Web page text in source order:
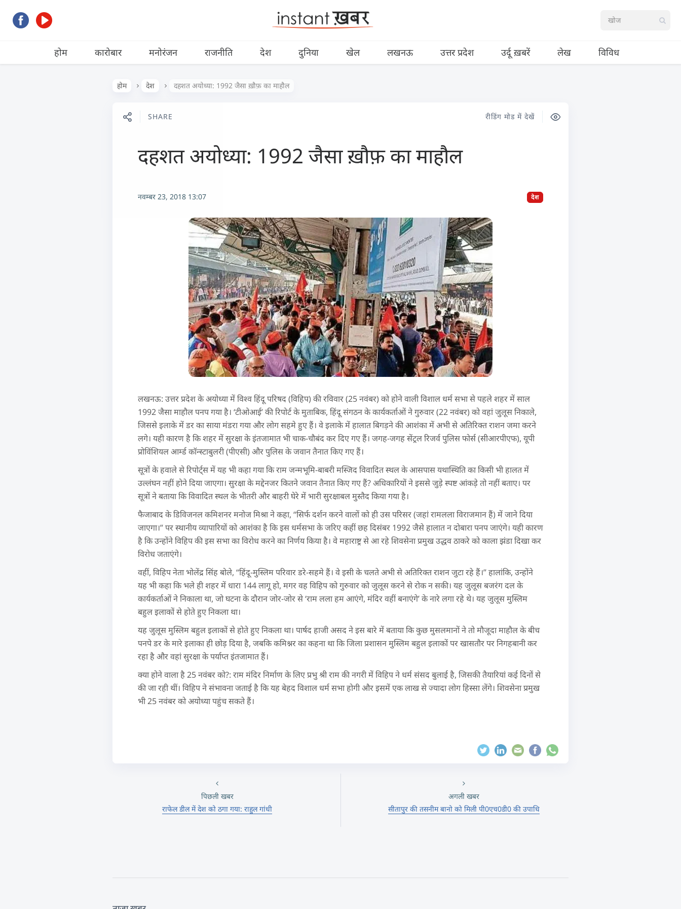
होम कारोबार मनोरंजन राजनीति देश दुनिया खेल लखनऊ उत्तर प्रदेश उर्दू ख़बरें लेख विविध
होम देश दहशत अयोध्या: 1992 जैसा ख़ौफ़ का माहौल
SHARE रीडिंग मोड में देखें
दहशत अयोध्या: 1992 जैसा ख़ौफ़ का माहौल
नवम्बर 23, 2018 13:07 देश
लखनऊ: उत्तर प्रदेश के अयोध्या में विश्व हिंदू परिषद (विहिप) की रविवार (25 नवंबर) को होने वाली विशाल धर्म सभा से पहले शहर में साल
1992 जैसा माहौल पनप गया है। ‘टीओआई’ की रिपोर्ट के मुताबिक, हिंदू संगठन के कार्यकर्ताओं ने गुरुवार (22 नवंबर) को वहां जुलूस निकाले,
जिससे इलाके में डर का साया मंडरा गया और लोग सहमे हुए हैं। वे इलाके में हालात बिगड़ने की आशंका में अभी से अतिरिक्त राशन जमा करने
लगे। यही कारण है कि शहर में सुरक्षा के इंतजामात भी चाक-चौबंद कर दिए गए हैं। जगह-जगह सेंट्रल रिजर्व पुलिस फोर्स (सीआरपीएफ), यूपी
प्रोविंशियल आर्म्ड कॉन्स्टाबुलरी (पीएसी) और पुलिस के जवान तैनात किए गए हैं।
सूत्रों के हवाले से रिपोर्ट्स में यह भी कहा गया कि राम जन्मभूमि-बाबरी मस्जिद विवादित स्थल के आसपास यथास्थिति का किसी भी हालत में
उल्लंघन नहीं होने दिया जाएगा। सुरक्षा के मद्देनजर कितने जवान तैनात किए गए हैं? अधिकारियों ने इससे जुड़े स्पष्ट आंकड़े तो नहीं बताए। पर
सूत्रों ने बताया कि विवादित स्थल के भीतरी और बाहरी घेरे में भारी सुरक्षाबल मुस्तैद किया गया है।
फैजाबाद के डिविजनल कमिशनर मनोज मिश्रा ने कहा, “सिर्फ दर्शन करने वालों को ही उस परिसर (जहां रामलला विराजमान हैं) में जाने दिया
जाएगा।” पर स्थानीय व्यापारियों को आशंका है कि इस धर्मसभा के जरिए कहीं छह दिसंबर 1992 जैसे हालात न दोबारा पनप जाएंगे। यही कारण
है कि उन्होंने विहिप की इस सभा का विरोध करने का निर्णय किया है। वे महाराष्ट्र से आ रहे शिवसेना प्रमुख उद्धव ठाकरे को काला झंडा दिखा कर
विरोध जताएंगे।
वहीं, विहिप नेता भोलेंद्र सिंह बोले, “हिंदू-मुस्लिम परिवार डरे-सहमे हैं। वे इसी के चलते अभी से अतिरिक्त राशन जुटा रहे हैं।” हालांकि, उन्होंने
यह भी कहा कि भले ही शहर में धारा 144 लागू हो, मगर वह विहिप को गुरुवार को जुलूस करने से रोक न सकी। यह जुलूस बजरंग दल के
कार्यकर्ताओं ने निकाला था, जो घटना के दौरान जोर-जोर से ‘राम लला हम आएंगे, मंदिर वहीं बनाएंगे’ के नारे लगा रहे थे। यह जुलूस मुस्लिम
बहुल इलाकों से होते हुए निकला था।
यह जुलूस मुस्लिम बहुल इलाकों से होते हुए निकला था। पार्षद हाजी असद ने इस बारे में बताया कि कुछ मुसलमानों ने तो मौजूदा माहौल के बीच
पनपे डर के मारे इलाका ही छोड़ दिया है, जबकि कमिश्नर का कहना था कि जिला प्रशासन मुस्लिम बहुल इलाकों पर खासतौर पर निगहबानी कर
रहा है और वहां सुरक्षा के पर्याप्त इंतजामात हैं।
क्या होने वाला है 25 नवंबर को?: राम मंदिर निर्माण के लिए प्रभु श्री राम की नगरी में विहिप ने धर्म संसद बुलाई है, जिसकी तैयारियां कई दिनों से
की जा रही थीं। विहिप ने संभावना जताई है कि यह बेहद विशाल धर्म सभा होगी और इसमें एक लाख से ज्यादा लोग हिस्सा लेंगे। शिवसेना प्रमुख
भी 25 नवंबर को अयोध्या पहुंच सकते हैं।
पिछली खबर
राफेल डील में देश को ठगा गया: राहुल गांधी
अगली खबर
सीतापुर की तसनीम बानो को मिली पी0एच0डी0 की उपाधि